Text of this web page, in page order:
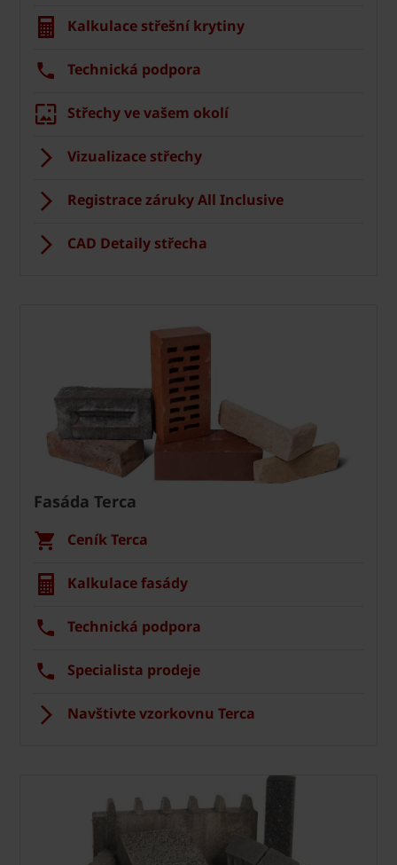
Kalkulace střešní krytiny
Technická podpora
Střechy ve vašem okolí
Vizualizace střechy
Registrace záruky All Inclusive
CAD Detaily střecha
Fasáda Terca
Ceník Terca
Kalkulace fasády
Technická podpora
Specialista prodeje
Navštivte vzorkovnu Terca